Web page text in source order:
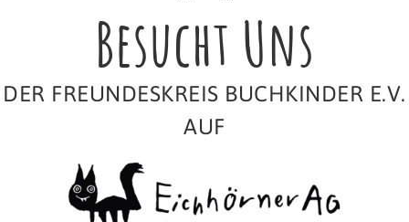
Besucht Uns
DER FREUNDESKREIS BUCHKINDER E.V.
AUF